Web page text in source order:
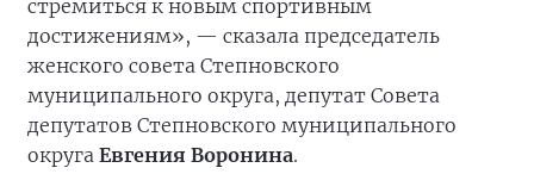
стремиться к новым спортивным
достижениям», — сказала председатель
женского совета Степновского
муниципального округа, депутат Совета
депутатов Степновского муниципального
округа Евгения Воронина.